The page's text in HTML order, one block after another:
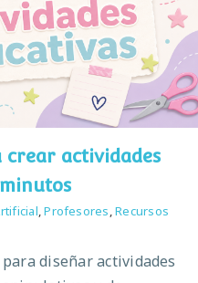
crear actividades
,Profesores,Recursos
diseñar actividades